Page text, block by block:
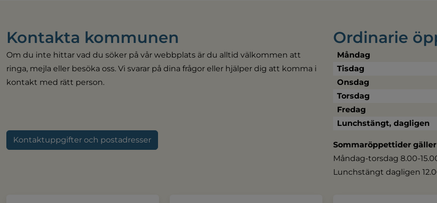
Kontakta kommunen
Om du inte hittar vad du söker på vår webbplats är du alltid välkommen att
ringa, mejla eller besöka oss. Vi svarar på dina frågor eller hjälper dig att komma i
kontakt med rätt person.
Kontaktuppgifter och postadresser
Ordinarie
Måndag
Tisdag
Onsdag
Torsdag
Fredag
Lunchstängt, dagligen
Sommaröppettider
Måndag-torsdag 8.00-
Lunchstängt dagligen